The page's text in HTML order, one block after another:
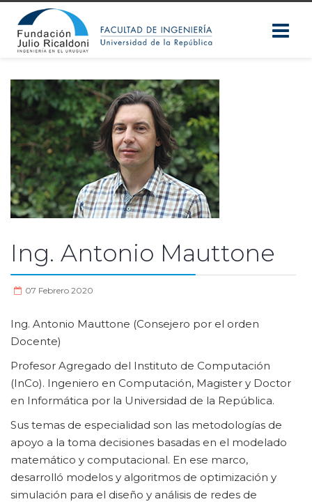
Ing. Antonio Mauttone
07 Febrero 2020
Ing. Antonio Mauttone (Consejero por el orden
Docente)
Profesor Agregado del Instituto de Computación
(InCo). Ingeniero en Computación, Magister y Doctor
en Informática por la Universidad de la República.
Sus temas de especialidad son las metodologías de
apoyo a la toma decisiones basadas en el modelado
matemático y computacional. En ese marco,
desarrolló modelos y algoritmos de optimización y
simulación para el diseño y análisis de redes de